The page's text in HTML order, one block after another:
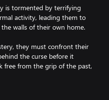
is tormented by terrifying
activity, leading them to
walls of their own home.
they must confront their
the curse before it
free from the grip of the past,